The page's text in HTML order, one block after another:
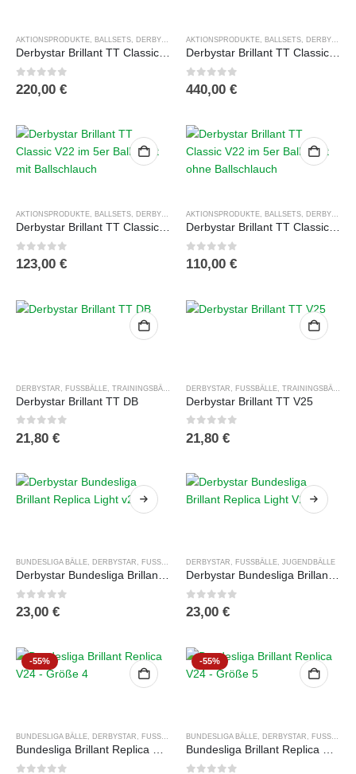
AKTIONSPRODUKTE, BALLSETS, DERBYSTAR FUSSBÄLLE ,TRAININGSBÄLLE,
Derbystar Brillant TT Classic V22 im 10er Ballpaket ohne Ballsack
0out of 5
220,00 €
AKTIONSPRODUKTE, BALLSETS, DERBYSTAR
Derbystar Brillant TT Classic V22 im 20er Ballpaket
0 out of 5
440,00 €
AKTIONSPRODUKTE BALLSETS DERBYSTAR FUSSBÄLLE ,TRAININGSBÄLLE,
0 out of 5
123,00 €
AKTIONSPRODUKTE BALLSETS DERBYSTAR
0 out of 5
110,00 €
DERBYSTAR FUSSBÄLLE TRAININGSBÄLLE
Derbystar Brillant TT DB
0out of 5
21,80 €
DERBYSTAR FUSSBÄLLE TRAININGSBÄLLE
Derbystar Brillant TT V25
0out of 5
21,80 €
mehrere
auf.
Die
können
auf
werden
BUNDESLIGA BÄLLE, DERBYSTAR , FUSSBÄLLE ,JUGENDBÄLLE
Derbystar Bundesliga Brillant Replica Light v24
0out of 5
23,00 €
mehrere
auf.
Die
können
auf
werden
DERBYSTAR , FUSSBÄLLE , JUGENDBÄLLE
Derbystar Bundesliga Brillant Replica Light V25
0out of 5
23,00 €
-55%
BUNDESLIGA BÄLLE DERBYSTAR FUSSBÄLLE ,SALES % ,TRAININGSBÄLLE
-55%
BUNDESLIGA BÄLLE DERBYSTAR FUSSBÄLLE